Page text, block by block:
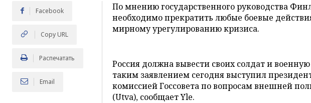
Facebook
Copy URL
Распечатать
Email
По мнению государственного руководства
необходимо прекратить любые боевые
мирному урегулированию кризиса.
Россия должна вывести своих солдат и
таким заявлением сегодня выступил
комиссией Госсовета по вопросам внешней
(Utva), сообщает Yle.